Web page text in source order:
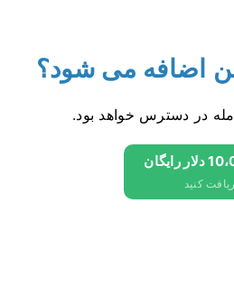
اضافه می شود؟
در دسترس خواهد بود.